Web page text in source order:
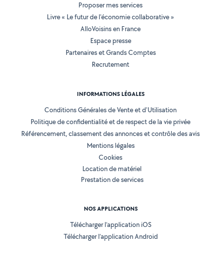
Proposer mes services
Livre « Le futur de l'économie collaborative »
AlloVoisins en France
Espace presse
Partenaires et Grands Comptes
Recrutement
INFORMATIONS LÉGALES
Conditions Générales de Vente et d'Utilisation
Politique de confidentialité et de respect de la vie privée
Référencement, classement des annonces et contrôle des avis
Mentions légales
Cookies
Location de matériel
Prestation de services
NOS APPLICATIONS
Télécharger l’application iOS
Télécharger l’application Android